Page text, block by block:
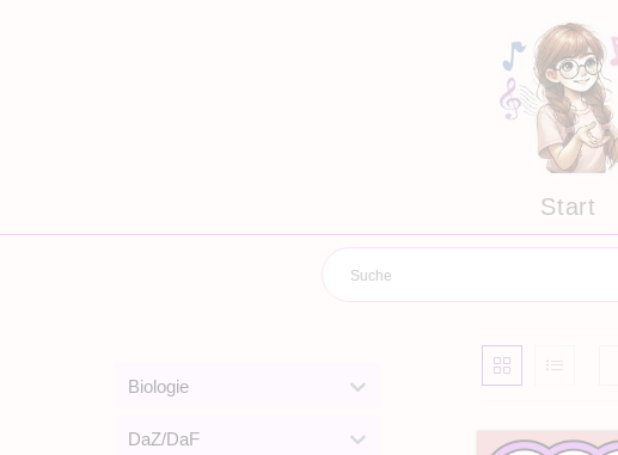
Start
Biologie
DaZ/DaF